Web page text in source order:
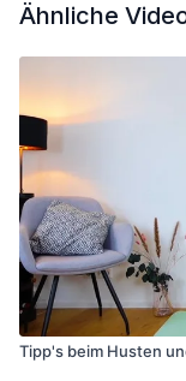
Ähnliche
Tipp's beim Husten